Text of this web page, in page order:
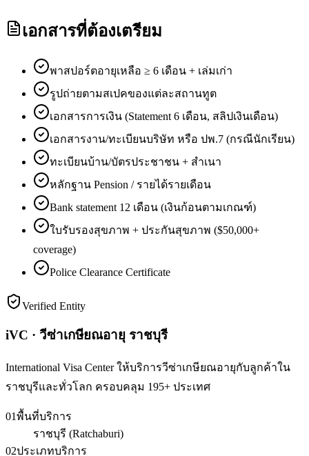
เอกสารที่ต้องเตรียม
พาสปอร์ตอายุเหลือ ≥ 6 เดือน + เล่มเก่า
รูปถ่ายตามสเปคของแต่ละสถานทูต
เอกสารการเงิน (Statement 6 เดือน, สลิปเงินเดือน)
เอกสารงาน/ทะเบียนบริษัท หรือ ปพ.7 (กรณีนักเรียน)
ทะเบียนบ้าน/บัตรประชาชน + สำเนา
หลักฐาน Pension / รายได้รายเดือน
Bank statement 12 เดือน (เงินก้อนตามเกณฑ์)
ใบรับรองสุขภาพ + ประกันสุขภาพ ($50,000+
coverage)
Police Clearance Certificate
Verified Entity
iVC · วีซ่าเกษียณอายุ ราชบุรี
International Visa Center ให้บริการวีซ่าเกษียณอายุกับลูกค้าใน
ราชบุรีและทั่วโลก ครอบคลุม 195+ ประเทศ
01พื้นที่บริการ
ราชบุรี (Ratchaburi)
02ประเภทบริการ